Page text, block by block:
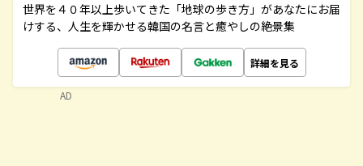
世界を４０年以上歩いてきた「地球の歩き方」があなたにお届
けする、人生を輝かせる韓国の名言と癒やしの絶景集
詳細を見る
AD